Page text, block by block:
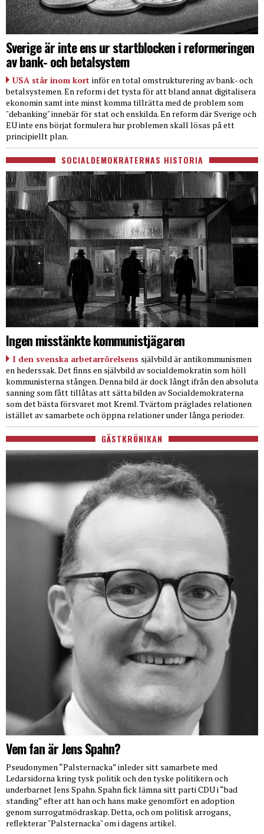
Sverige är inte ens ur startblocken i reformeringen
av bank- och betalsystem
USA står inom kort inför en total omstrukturering av bank- och
betalsystemen. En reform i det tysta för att bland annat digitalisera
ekonomin samt inte minst komma tillrätta med de problem som
"debanking" innebär för stat och enskilda. En reform där Sverige och
EU inte ens börjat formulera hur problemen skall lösas på ett
principiellt plan.
SOCIALDEMOKRATERNAS HISTORIA
Ingen misstänkte kommunistjägaren
I den svenska arbetarrörelsens självbild är antikommunismen
en hederssak. Det finns en självbild av socialdemokratin som höll
kommunisterna stången. Denna bild är dock långt ifrån den absoluta
sanning som fått tillåtas att sätta bilden av Socialdemokraterna
som det bästa försvaret mot Kreml. Tvärtom präglades relationen
istället av samarbete och öppna relationer under långa perioder.
GÄSTKRÖNIKAN
Vem fan är Jens Spahn?
Pseudonymen “Palsternacka” inleder sitt samarbete med
Ledarsidorna kring tysk politik och den tyske politikern och
underbarnet Jens Spahn. Spahn fick lämna sitt parti CDU i “bad
standing” efter att han och hans make genomfört en adoption
genom surrogatmödraskap. Detta, och om politisk arrogans,
reflekterar "Palsternacka" om i dagens artikel.